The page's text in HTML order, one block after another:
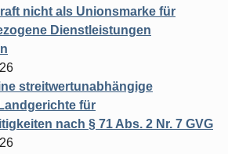
nicht als Unionsmarke für
Dienstleistungen
streitwertunabhängige
für
nach § 71 Abs. 2 Nr. 7 GVG